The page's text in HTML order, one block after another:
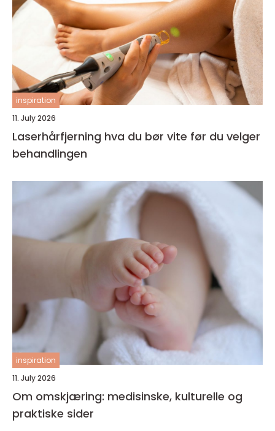
inspiration
11. July 2026
Laserhårfjerning hva du bør vite før du velger
behandlingen
inspiration
11. July 2026
Om omskjæring: medisinske, kulturelle og
praktiske sider